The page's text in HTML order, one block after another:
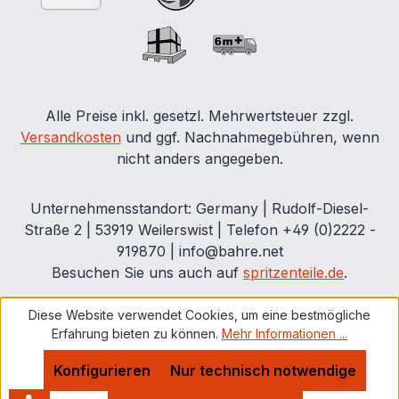
Schmier- oder Getriebeöl,
Bremsflüssigkeit, Kältemittel für
Alle Preise inkl. gesetzl. Mehrwertsteuer zzgl.
Versandkostenund ggf. Nachnahmegebühren, wenn
nicht anders angegeben.
Unternehmensstandort: Germany | Rudolf-Diesel-
Straße 2 | 53919 Weilerswist | Telefon +49 (0)2222 -
919870 | info@bahre.net
Besuchen Sie uns auch auf spritzenteile.de.
Diese Website verwendet Cookies, um eine bestmögliche
Erfahrung bieten zu können. Mehr Informationen ...
Nur technisch notwendige
Konfigurieren